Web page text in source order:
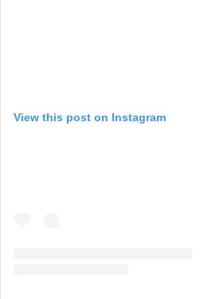
View this post on Instagram